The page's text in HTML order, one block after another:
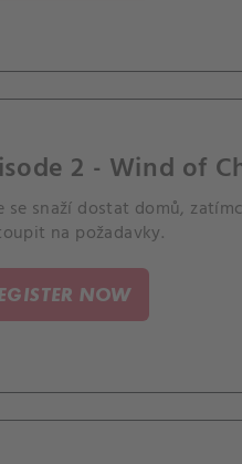
2 - Wind of
se snaží dostat domů,
na požadavky.
NOW